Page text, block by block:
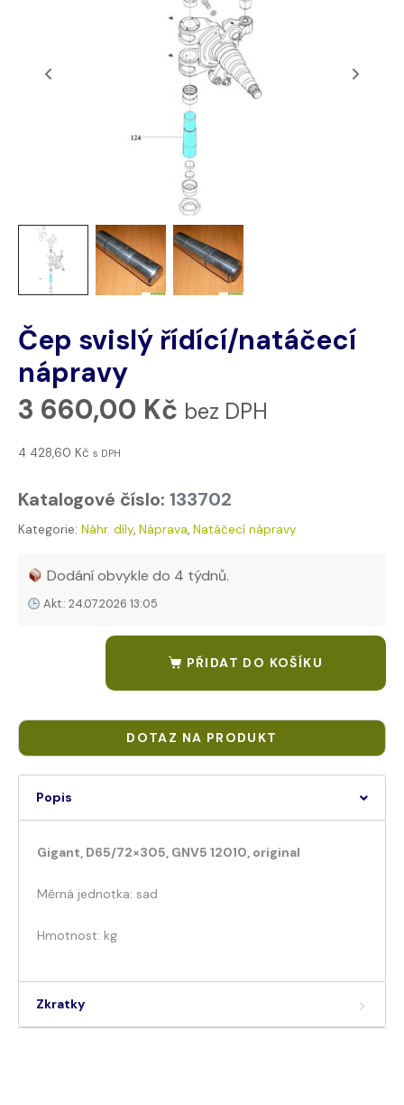
Čep svislý řídící/natáčecí
nápravy
3 660,00 Kč bez DPH
4 428,60 Kč s DPH
Katalogové číslo: 133702
Kategorie: Náhr. díly, Náprava, Natáčecí nápravy
Dodání obvykle do 4 týdnů.
Akt.: 24.07.2026 13:05
PŘIDAT DO KOŠÍKU
Popis
Gigant, D65/72×305, GNV5 12010, original
Měrná jednotka: sad
Hmotnost: kg
Zkratky